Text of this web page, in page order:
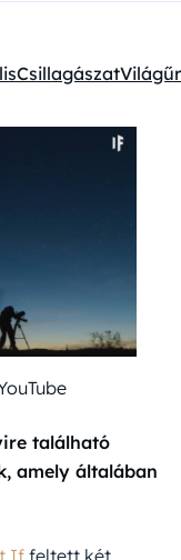
CsillagászatVilágűr
található
amely általában
Iffeltett két